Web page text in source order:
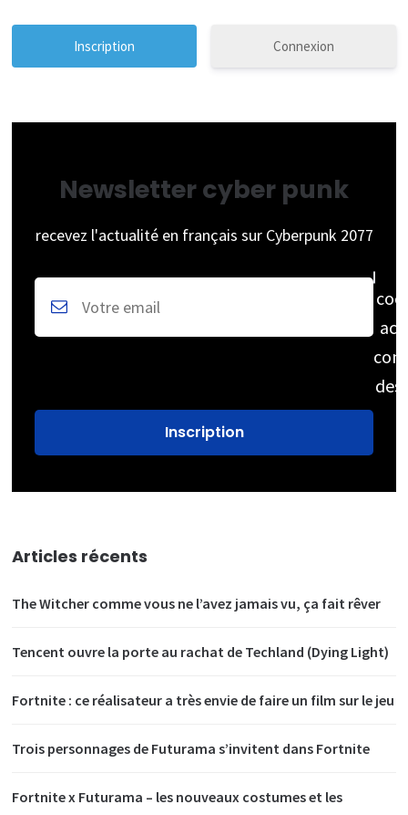
Connexion
Newsletter cyber punk
recevez l'actualité en français sur Cyberpunk 2077
des
Articles récents
The Witcher comme vous ne l’avez jamais vu, ça fait rêver
Tencent ouvre la porte au rachat de Techland (Dying Light)
Fortnite : ce réalisateur a très envie de faire un film sur le jeu
Trois personnages de Futurama s’invitent dans Fortnite
Fortnite x Futurama – les nouveaux costumes et les